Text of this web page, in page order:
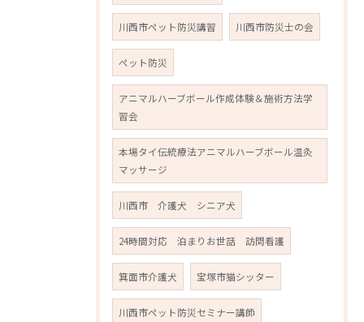
川西市ペット防災講習 川西市防災士の会
ペット防災
アニマルハーブボール作成体験＆施術方法学
習会
本場タイ伝統療法アニマルハーブボール温灸
マッサージ
川西市 介護犬 シニア犬
24時間対応 泊まりお世話 訪問看護
箕面市介護犬 宝塚市猫シッター
川西市ペット防災セミナー講師